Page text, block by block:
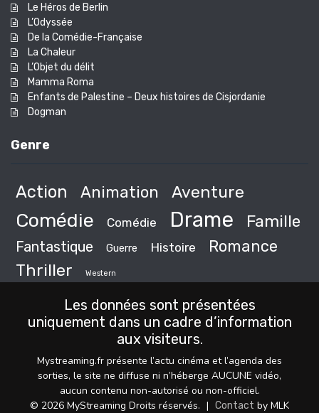
Le Héros de Berlin
L’Odyssée
De la Comédie-Française
La Chaleur
L’Objet du délit
Mamma Roma
Enfants de Palestine – Deux histoires de Cisjordanie
Dogman
Genre
Action Animation Aventure
Comédie Comédie Drame Famille
Fantastique Guerre Histoire Romance
Thriller Western
Les données sont présentées
uniquement dans un cadre d’information
aux visiteurs.
Mystreaming.fr présente l’actu cinéma et l’agenda des
sorties, le site ne diffuse ni n’héberge AUCUNE vidéo,
aucun contenu non-autorisé ou non-officiel.
© 2026 MyStreaming Droits réservés. | Contact by MLK